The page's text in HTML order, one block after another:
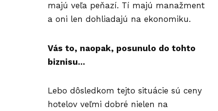
majú veľa peňazí. Tí majú manažment
a oni len dohliadajú na ekonomiku.
Vás to, naopak, posunulo do tohto
biznisu…
Lebo dôsledkom tejto situácie sú ceny
hotelov veľmi dobré nielen na